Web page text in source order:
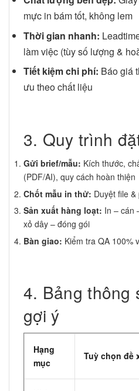
mực in bám tốt, không lem
Thời gian nhanh:
làm việc (tùy số lượng &
Tiết kiệm chi phí: Báo giá
ưu theo chất liệu
3. Quy trình
Gửi brief/mẫu: Kích thước,
(PDF/AI), quy cách hoàn thiện
Chốt mẫu in thử: Duyệt file
Sản xuất hàng loạt: In – cán
xỏ dây – đóng gói
Bàn giao: Kiểm tra QA 100%
4. Bảng thông
gợi ý
Hạng
mục
Tuỳ chọn đề